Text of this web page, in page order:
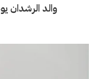
والد الرشدان